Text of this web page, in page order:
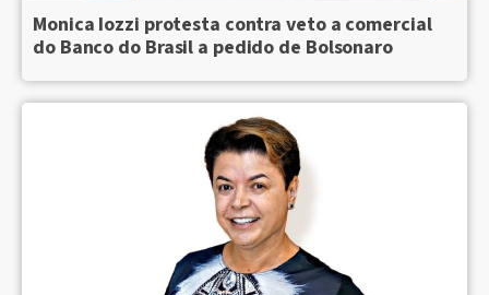
Monica Iozzi protesta contra veto a comercial
do Banco do Brasil a pedido de Bolsonaro